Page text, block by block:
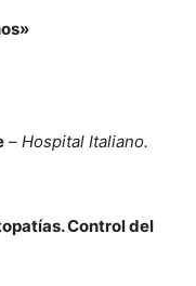
– Hospital Italiano.
Control del